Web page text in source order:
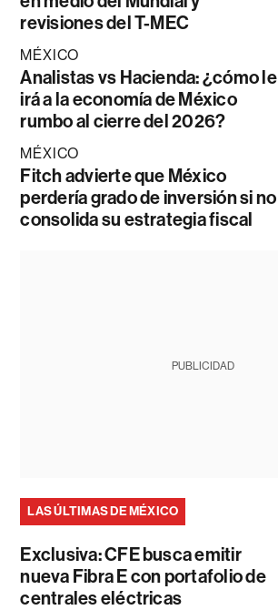
revisiones del T-MEC
MÉXICO
Analistas vs Hacienda: ¿cómo le
irá a la economía de México
rumbo al cierre del 2026?
MÉXICO
Fitch advierte que México
perdería grado de inversión si no
consolida su estrategia fiscal
PUBLICIDAD
LAS ÚLTIMAS DE MÉXICO
Exclusiva: CFE busca emitir
nueva Fibra E con portafolio de
centrales eléctricas